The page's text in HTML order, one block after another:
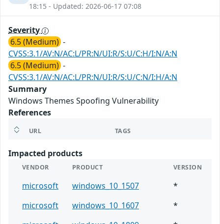
18:15 - Updated: 2026-06-17 07:08
Severity
6.5 (Medium) -
CVSS:3.1/AV:N/AC:L/PR:N/UI:R/S:U/C:H/I:N/A:N
6.5 (Medium) -
CVSS:3.1/AV:N/AC:L/PR:N/UI:R/S:U/C:N/I:H/A:N
Summary
Windows Themes Spoofing Vulnerability
References
URL TAGS
Impacted products
VENDOR PRODUCT VERSION
microsoft windows_10_1507
*
microsoft
windows_10_1607
*